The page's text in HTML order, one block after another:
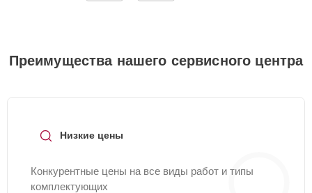
Преимущества нашего сервисного центра
Низкие цены
Конкурентные цены на все виды работ и типы
комплектующих